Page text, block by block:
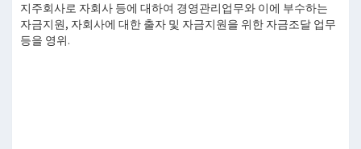
지주회사로 자회사 등에 대하여 경영관리업무와 이에 부수하는
자금지원, 자회사에 대한 출자 및 자금지원을 위한 자금조달 업무
등을 영위.